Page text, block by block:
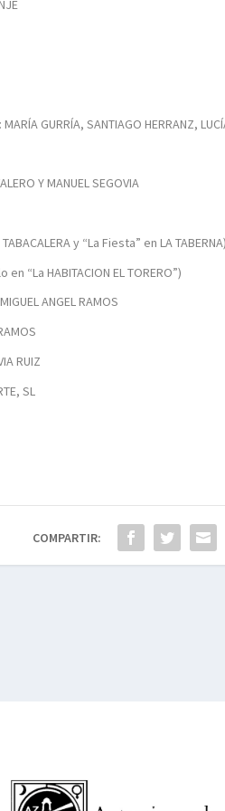
GURRÍA, SANTIAGO HERRANZ,
Y MANUEL SEGOVIA
y “La Fiesta” en LA TABERNA)
“La HABITACION EL TORERO”)
ANGEL RAMOS
RUIZ
SL
COMPARTIR: